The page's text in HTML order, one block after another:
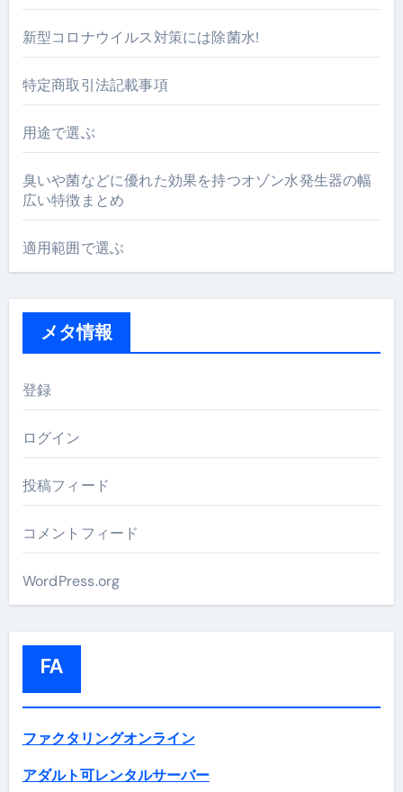
新型コロナウイルス対策には除菌水!
特定商取引法記載事項
用途で選ぶ
臭いや菌などに優れた効果を持つオゾン水発生器の幅
広い特徴まとめ
適用範囲で選ぶ
メタ情報
登録
ログイン
投稿フィード
コメントフィード
WordPress.org
FA
ファクタリングオンライン
アダルト可レンタルサーバー